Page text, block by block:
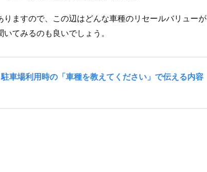
ますので、この辺はどんな車種のリセールバリューが
てみるのも良いでしょう。